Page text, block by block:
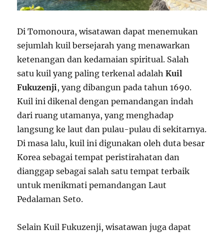
Di Tomonoura, wisatawan dapat menemukan
sejumlah kuil bersejarah yang menawarkan
ketenangan dan kedamaian spiritual. Salah
satu kuil yang paling terkenal adalahKuil
Fukuzenji , yang dibangun pada tahun 1690.
Kuil ini dikenal dengan pemandangan indah
dari ruang utamanya, yang menghadap
langsung ke laut dan pulau-pulau di sekitarnya.
Di masa lalu, kuil ini digunakan oleh duta besar
Korea sebagai tempat peristirahatan dan
dianggap sebagai salah satu tempat terbaik
untuk menikmati pemandangan Laut
Pedalaman Seto.
Selain Kuil Fukuzenji, wisatawan juga dapat